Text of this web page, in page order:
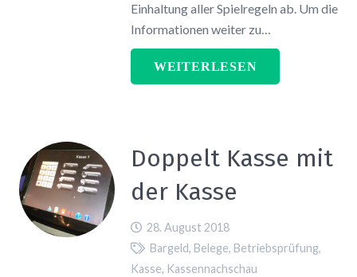
Einhaltung aller Spielregeln ab. Um die
Informationen weiter zu…
WEITERLESEN
Doppelt Kasse mit
der Kasse
28. August 2018
Bargeld, Belege, Betriebsprüfung,
Kasse, Kassennachschau